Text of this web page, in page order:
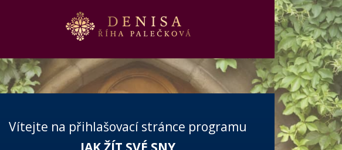
Vítejte na přihlašovací stránce programu